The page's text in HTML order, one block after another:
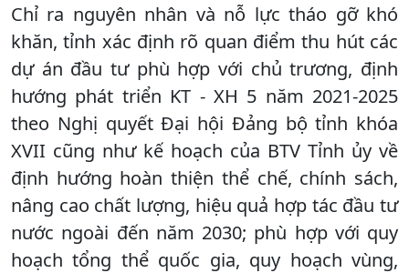
Chỉ ra nguyên nhân và nỗ lực tháo gỡ khó
khăn, tỉnh xác định rõ quan điểm thu hút các
dự án đầu tư phù hợp với chủ trương, định
hướng phát triển KT - XH 5 năm 2021-2025
theo Nghị quyết Đại hội Đảng bộ tỉnh khóa
XVII cũng như kế hoạch của BTV Tỉnh ủy về
định hướng hoàn thiện thể chế, chính sách,
nâng cao chất lượng, hiệu quả hợp tác đầu tư
nước ngoài đến năm 2030; phù hợp với quy
hoạch tổng thể quốc gia, quy hoạch vùng,